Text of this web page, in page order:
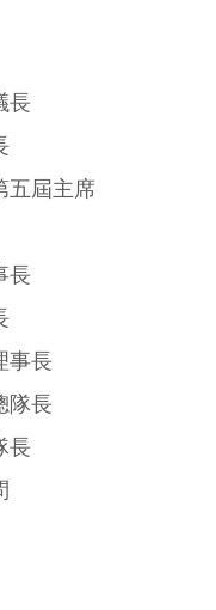
長
五屆主席
長
事長
隊長
長